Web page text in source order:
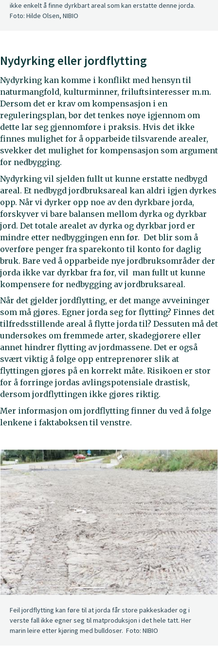
ikke enkelt å finne dyrkbart areal som kan erstatte denne jorda.
Foto: Hilde Olsen, NIBIO
Nydyrking eller jordflytting
Nydyrking kan komme i konflikt med hensyn til
naturmangfold, kulturminner, friluftsinteresser m.m.
Dersom det er krav om kompensasjon i en
reguleringsplan, bør det tenkes nøye igjennom om
dette lar seg gjennomføre i praksis. Hvis det ikke
finnes mulighet for å opparbeide tilsvarende arealer,
svekker det mulighet for kompensasjon som argument
for nedbygging.
Nydyrking vil sjelden fullt ut kunne erstatte nedbygd
areal. Et nedbygd jordbruksareal kan aldri igjen dyrkes
opp. Når vi dyrker opp noe av den dyrkbare jorda,
forskyver vi bare balansen mellom dyrka og dyrkbar
jord. Det totale arealet av dyrka og dyrkbar jord er
mindre etter nedbyggingen enn før. Det blir som å
overføre penger fra sparekonto til konto for daglig
bruk. Bare ved å opparbeide nye jordbruksområder der
jorda ikke var dyrkbar fra før, vil man fullt ut kunne
kompensere for nedbygging av jordbruksareal.
Når det gjelder jordflytting, er det mange avveininger
som må gjøres. Egner jorda seg for flytting? Finnes det
tilfredsstillende areal å flytte jorda til? Dessuten må det
undersøkes om fremmede arter, skadegjørere eller
annet hindrer flytting av jordmassene. Det er også
svært viktig å følge opp entreprenører slik at
flyttingen gjøres på en korrekt måte. Risikoen er stor
for å forringe jordas avlingspotensiale drastisk,
dersom jordflyttingen ikke gjøres riktig.
Mer informasjon om jordflytting finner du ved å følge
lenkene i faktaboksen til venstre.
Feil jordflytting kan føre til at jorda får store pakkeskader og i
verste fall ikke egner seg til matproduksjon i det hele tatt. Her
marin leire etter kjøring med bulldoser. Foto: NIBIO